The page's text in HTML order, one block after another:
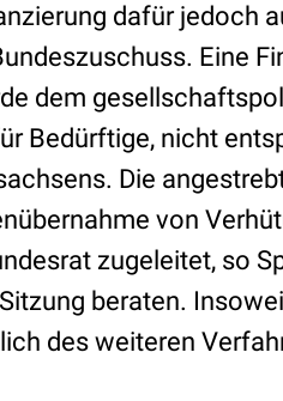
dafür jedoch
Eine
dem
Bedürftige, nicht
Die
von
zugeleitet, so
beraten.
des weiteren